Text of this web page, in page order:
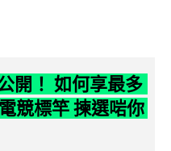
開！ 如何享最多
競標竿 揀選啱你